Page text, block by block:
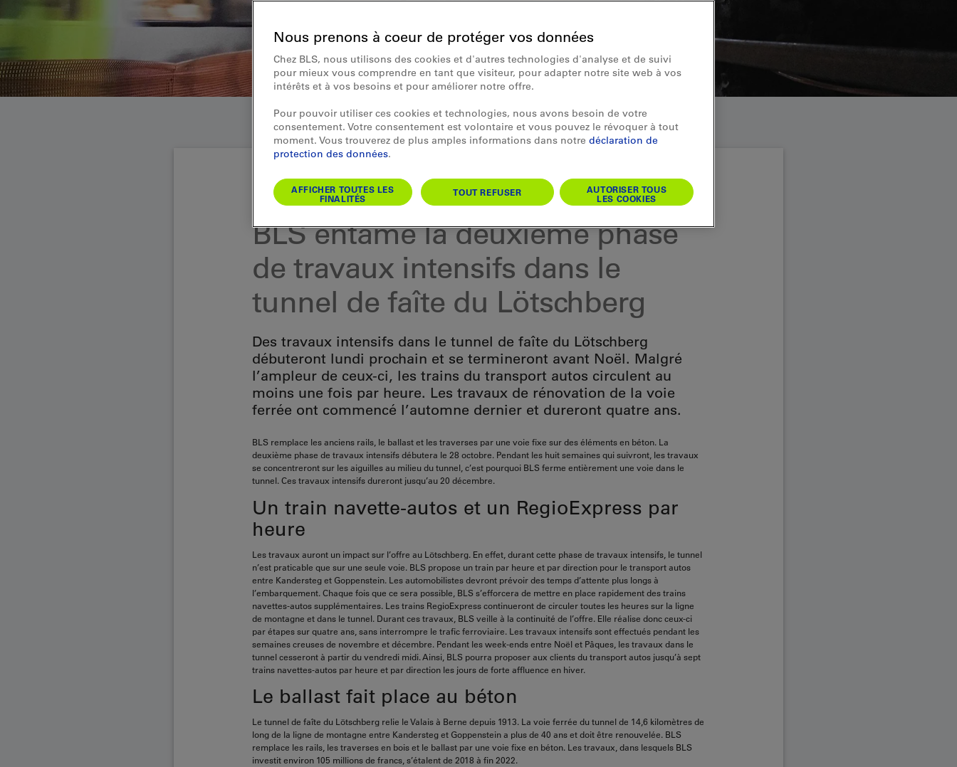
Communiqué aux médias 21.10.2019
BLS entame la deuxième phase
de travaux intensifs dans le
tunnel de faîte du Lötschberg
Des travaux intensifs dans le tunnel de faîte du Lötschberg
débuteront lundi prochain et se termineront avant Noël. Malgré
l’ampleur de ceux-ci, les trains du transport autos circulent au
moins une fois par heure. Les travaux de rénovation de la voie
ferrée ont commencé l’automne dernier et dureront quatre ans.
BLS remplace les anciens rails, le ballast et les traverses par une voie fixe sur des éléments en béton. La
deuxième phase de travaux intensifs débutera le 28 octobre. Pendant les huit semaines qui suivront, les travaux
se concentreront sur les aiguilles au milieu du tunnel, c’est pourquoi BLS ferme entièrement une voie dans le
tunnel. Ces travaux intensifs dureront jusqu’au 20 décembre.
Un train navette-autos et un RegioExpress par
heure
Les travaux auront un impact sur l’offre au Lötschberg. En effet, durant cette phase de travaux intensifs, le tunnel
n’est praticable que sur une seule voie. BLS propose un train par heure et par direction pour le transport autos
entre Kandersteg et Goppenstein. Les automobilistes devront prévoir des temps d’attente plus longs à
l’embarquement. Chaque fois que ce sera possible, BLS s’efforcera de mettre en place rapidement des trains
navettes-autos supplémentaires. Les trains RegioExpress continueront de circuler toutes les heures sur la ligne
de montagne et dans le tunnel. Durant ces travaux, BLS veille à la continuité de l’offre. Elle réalise donc ceux-ci
par étapes sur quatre ans, sans interrompre le trafic ferroviaire. Les travaux intensifs sont effectués pendant les
semaines creuses de novembre et décembre. Pendant les week-ends entre Noël et Pâques, les travaux dans le
tunnel cesseront à partir du vendredi midi. Ainsi, BLS pourra proposer aux clients du transport autos jusqu’à sept
trains navettes-autos par heure et par direction les jours de forte affluence en hiver.
Le ballast fait place au béton
Le tunnel de faîte du Lötschberg relie le Valais à Berne depuis 1913. La voie ferrée du tunnel de 14,6 kilomètres de
long de la ligne de montagne entre Kandersteg et Goppenstein a plus de 40 ans et doit être renouvelée. BLS
remplace les rails, les traverses en bois et le ballast par une voie fixe en béton. Les travaux, dans lesquels BLS
investit environ 105 millions de francs, s’étalent de 2018 à fin 2022.
Nous prenons à coeur de protéger vos données
Chez BLS, nous utilisons des cookies et d'autres technologies d'analyse et de suivi
pour mieux vous comprendre en tant que visiteur, pour adapter notre site web à vos
intérêts et à vos besoins et pour améliorer notre offre.
Pour pouvoir utiliser ces cookies et technologies, nous avons besoin de votre
consentement. Votre consentement est volontaire et vous pouvez le révoquer à tout
moment. Vous trouverez de plus amples informations dans notre déclaration de
protection des données.
AFFICHER TOUTES LES
FINALITÉS
TOUT REFUSER
AUTORISER TOUS
LES COOKIES